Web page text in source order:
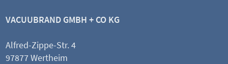
VACUUBRAND GMBH + CO KG
Alfred-Zippe-Str. 4
97877 Wertheim